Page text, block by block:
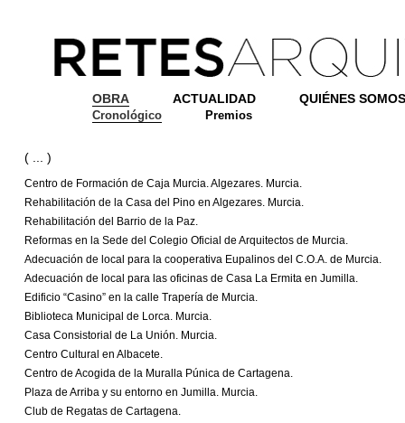
OBRA ACTUALIDAD QUIÉNES SOMOS
Cronológico Premios
( ... )
Centro de Formación de Caja Murcia. Algezares. Murcia.
Rehabilitación de la Casa del Pino en Algezares. Murcia.
Rehabilitación del Barrio de la Paz.
Reformas en la Sede del Colegio Oficial de Arquitectos de Murcia.
Adecuación de local para la cooperativa Eupalinos del C.O.A. de Murcia.
Adecuación de local para las oficinas de Casa La Ermita en Jumilla.
Edificio “Casino” en la calle Trapería de Murcia.
Biblioteca Municipal de Lorca. Murcia.
Casa Consistorial de La Unión. Murcia.
Centro Cultural en Albacete.
Centro de Acogida de la Muralla Púnica de Cartagena.
Plaza de Arriba y su entorno en Jumilla. Murcia.
Club de Regatas de Cartagena.